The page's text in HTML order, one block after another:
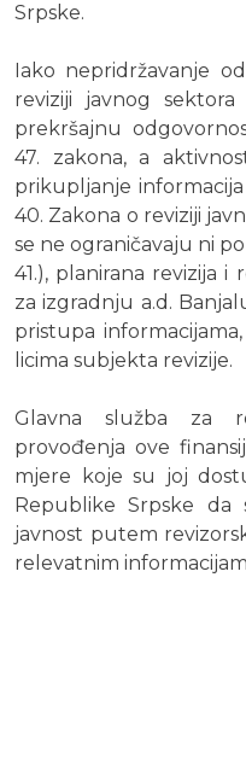
Srpske.
Iako nepridržavanje
reviziji javnog
prekršajnu
47. zakona, a
prikupljanje
40. Zakona o reviziji
se ne ograničavaju ni
41.), planirana revizija i
za izgradnju a.d.
pristupa
licima subjekta revizije.
Glavna služba za
provođenja ove
mjere koje su joj
Republike Srpske da
javnost putem
relevatnim